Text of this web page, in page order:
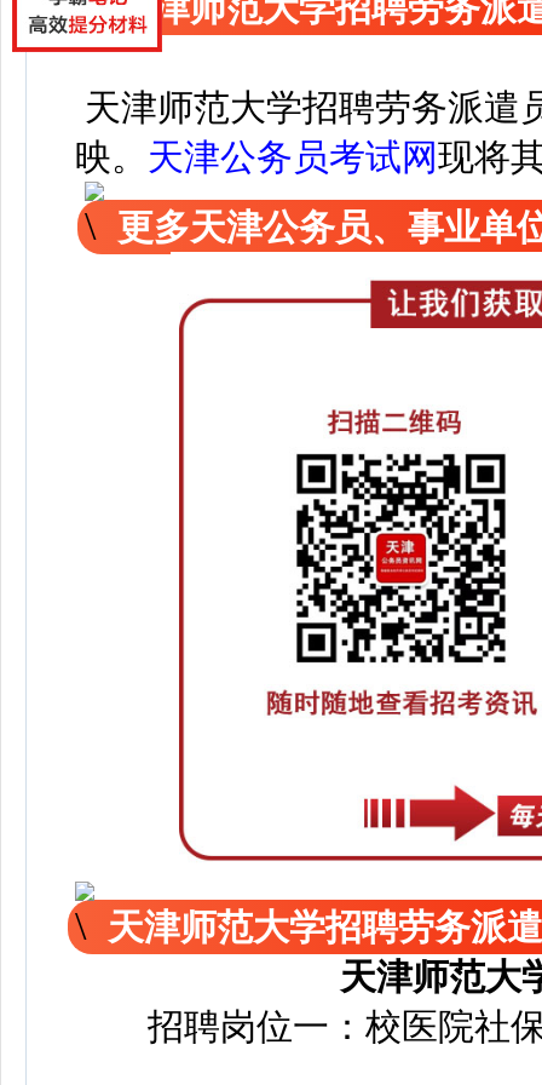
天津师范大学招聘劳务派遣
映。 天津公务员考试网现将
更多天津公务员、事业单
天津师范大学招聘劳务派
天津师范大
招聘岗位一：校医院社